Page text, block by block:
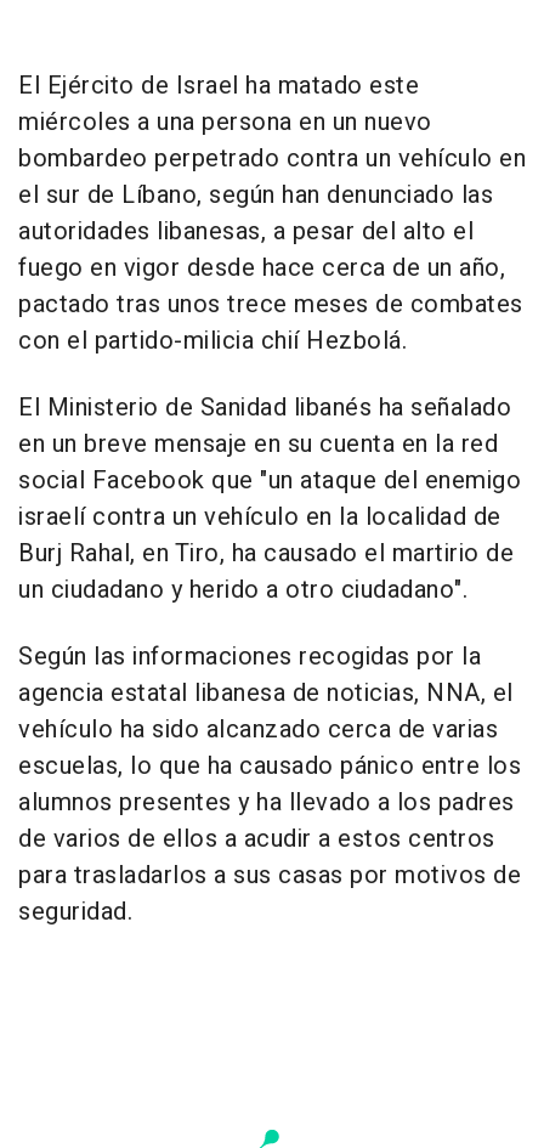
El Ejército de Israel ha matado este
miércoles a una persona en un nuevo
bombardeo perpetrado contra un vehículo en
el sur de Líbano, según han denunciado las
autoridades libanesas, a pesar del alto el
fuego en vigor desde hace cerca de un año,
pactado tras unos trece meses de combates
con el partido-milicia chií Hezbolá.
El Ministerio de Sanidad libanés ha señalado
en un breve mensaje en su cuenta en la red
social Facebook que "un ataque del enemigo
israelí contra un vehículo en la localidad de
Burj Rahal, en Tiro, ha causado el martirio de
un ciudadano y herido a otro ciudadano".
Según las informaciones recogidas por la
agencia estatal libanesa de noticias, NNA, el
vehículo ha sido alcanzado cerca de varias
escuelas, lo que ha causado pánico entre los
alumnos presentes y ha llevado a los padres
de varios de ellos a acudir a estos centros
para trasladarlos a sus casas por motivos de
seguridad.